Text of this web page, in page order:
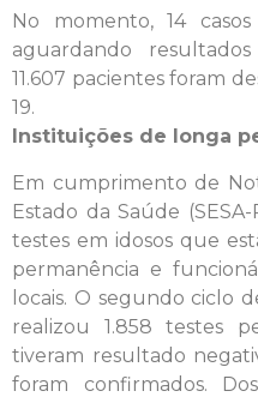
No momento, 14
aguardando
11.607 pacientes foram
19.
Instituições de longa
Em cumprimento de
Estado da Saúde
testes em idosos que
permanência e
locais. O segundo ciclo
realizou 1.858 testes
tiveram resultado
foram confirmados.